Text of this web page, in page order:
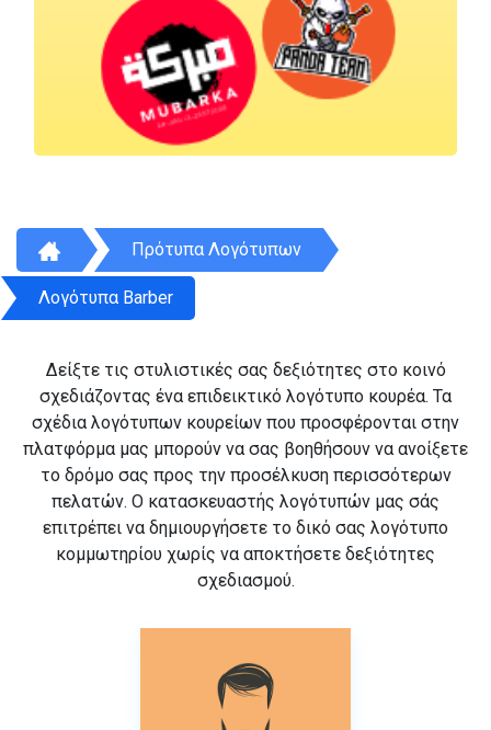
Πρότυπα Λογότυπων
Λογότυπα Barber
Δείξτε τις στυλιστικές σας δεξιότητες στο κοινό
σχεδιάζοντας ένα επιδεικτικό λογότυπο κουρέα. Τα
σχέδια λογότυπων κουρείων που προσφέρονται στην
πλατφόρμα μας μπορούν να σας βοηθήσουν να ανοίξετε
το δρόμο σας προς την προσέλκυση περισσότερων
πελατών. Ο κατασκευαστής λογότυπών μας σάς
επιτρέπει να δημιουργήσετε το δικό σας λογότυπο
κομμωτηρίου χωρίς να αποκτήσετε δεξιότητες
σχεδιασμού.